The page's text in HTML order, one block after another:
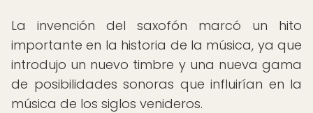
La invención del saxofón marcó un hito
importante en la historia de la música, ya que
introdujo un nuevo timbre y una nueva gama
de posibilidades sonoras que influirían en la
música de los siglos venideros.